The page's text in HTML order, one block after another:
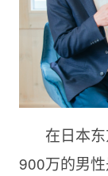
在日本
900万的男